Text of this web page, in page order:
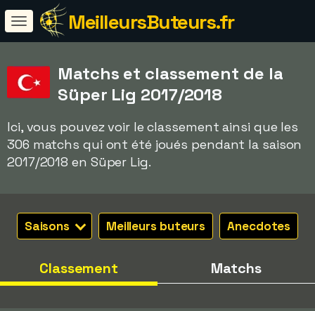
MeilleursButeurs.fr
Matchs et classement de la
Süper Lig 2017/2018
Ici, vous pouvez voir le classement ainsi que les
306 matchs qui ont été joués pendant la saison
2017/2018 en Süper Lig.
Saisons Meilleurs buteurs Anecdotes
Classement Matchs